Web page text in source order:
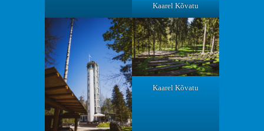
Kaarel Kõvatu
Kaarel Kõvatu